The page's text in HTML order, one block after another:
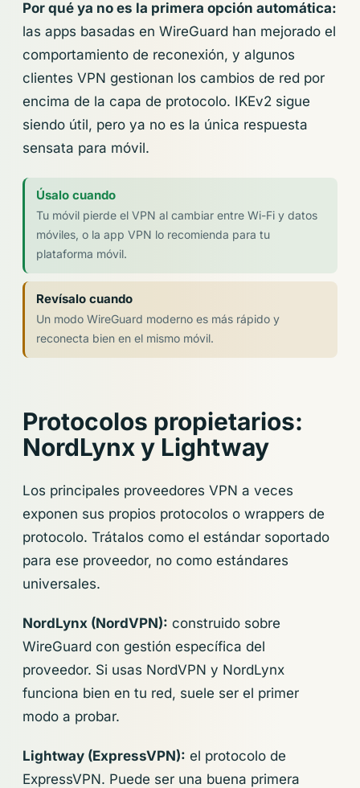
Por qué ya no es la primera opción automática:
las apps basadas en WireGuard han mejorado el
comportamiento de reconexión, y algunos
clientes VPN gestionan los cambios de red por
encima de la capa de protocolo. IKEv2 sigue
siendo útil, pero ya no es la única respuesta
sensata para móvil.
Úsalo cuando
Tu móvil pierde el VPN al cambiar entre Wi-Fi y datos
móviles, o la app VPN lo recomienda para tu
plataforma móvil.
Revísalo cuando
Un modo WireGuard moderno es más rápido y
reconecta bien en el mismo móvil.
Protocolos propietarios:
NordLynx y Lightway
Los principales proveedores VPN a veces
exponen sus propios protocolos o wrappers de
protocolo. Trátalos como el estándar soportado
para ese proveedor, no como estándares
universales.
NordLynx (NordVPN): construido sobre
WireGuard con gestión específica del
proveedor. Si usas NordVPN y NordLynx
funciona bien en tu red, suele ser el primer
modo a probar.
Lightway (ExpressVPN): el protocolo de
ExpressVPN. Puede ser una buena primera